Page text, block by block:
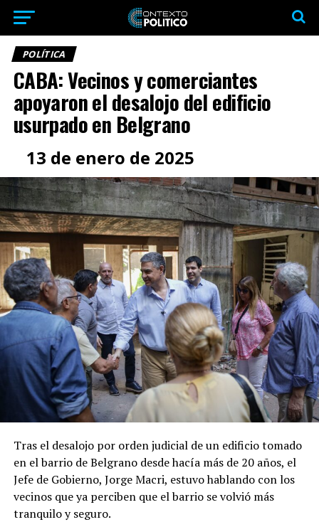
POLÍTICA
CABA: Vecinos y comerciantes
apoyaron el desalojo del edificio
usurpado en Belgrano
13 de enero de 2025
Tras el desalojo por orden judicial de un edificio tomado
en el barrio de Belgrano desde hacía más de 20 años, el
Jefe de Gobierno, Jorge Macri, estuvo hablando con los
vecinos que ya perciben que el barrio se volvió más
tranquilo y seguro.